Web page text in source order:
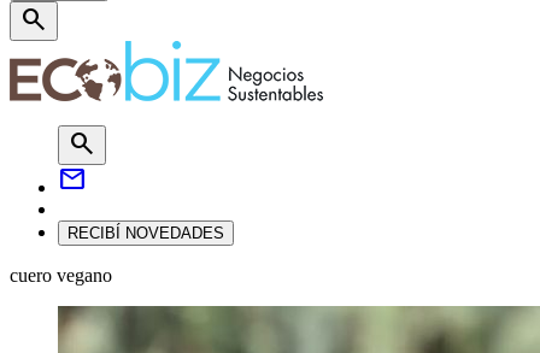
search
search
mail
RECIBÍ NOVEDADES
cuero vegano